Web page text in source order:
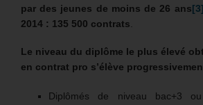
par des jeunes de moins de 26 ans[3]
2014 : 135 500 contrats
Le niveau du diplôme le plus élevé
en contrat pro s’élève
Diplômés de niveau bac+3